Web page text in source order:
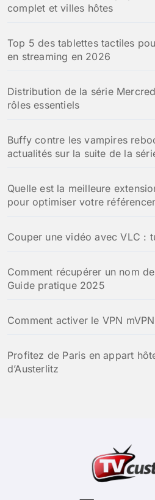
complet et villes hôtes
Top 5 des tablettes tactiles
en streaming en 2026
Distribution de la série
rôles essentiels
Buffy contre les vampires
actualités sur la suite de la
Quelle est la meilleure
pour optimiser votre
Couper une vidéo avec VLC :
Comment récupérer un nom
Guide pratique 2025
Comment activer le VPN
Profitez de Paris en appart
d’Austerlitz